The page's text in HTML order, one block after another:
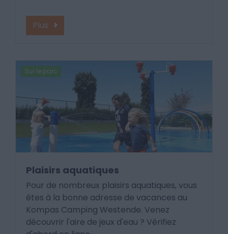
Plus
Sur le parc
Plaisirs aquatiques
Pour de nombreux plaisirs aquatiques, vous
êtes à la bonne adresse de vacances au
Kompas Camping Westende. Venez
découvrir l'aire de jeux d'eau ? Vérifiez